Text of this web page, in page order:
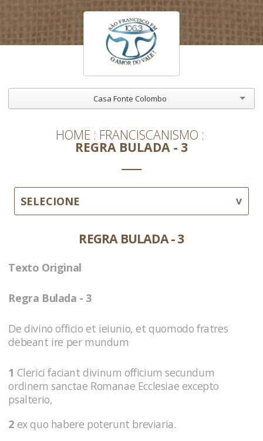
Casa Fonte Colombo
HOME FRANCISCANISMO
REGRA BULADA - 3
SELECIONE
REGRA BULADA - 3
Texto Original
Regra Bulada - 3
De divino officio et ieiunio, et quomodo fratres
debeant ire per mundum
1 Clerici faciant divinum officium secundum
ordinem sanctae Romanae Ecclesiae excepto
psalterio,
2 ex quo habere poterunt breviaria.